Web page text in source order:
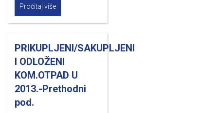
Pročitaj više
PRIKUPLJENI/SAKUPLJENI
I ODLOŽENI
KOM.OTPAD U
2013.-Prethodni
pod.